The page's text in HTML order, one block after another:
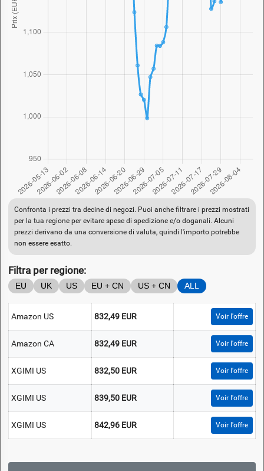
Confronta i prezzi tra decine di negozi. Puoi anche filtrare i prezzi mostrati
per la tua regione per evitare spese di spedizione e/o doganali. Alcuni
prezzi derivano da una conversione di valuta, quindi l'importo potrebbe
non essere esatto.
Filtra per regione:
EU UK US EU + CN US + CN ALL
Amazon US 832,49 EUR Voir l'offre
Amazon CA 832,49 EUR Voir l'offre
XGIMI US 832,50 EUR Voir l'offre
XGIMI US 839,50 EUR Voir l'offre
XGIMI US 842,96 EUR Voir l'offre